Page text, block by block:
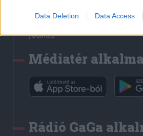
Data Deletion Data Access
Rádió GaGa
Jóállás
Médiatér
Rádió GaGa